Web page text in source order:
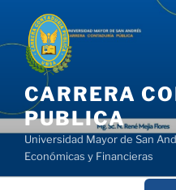
contenido
CARRERA
PUBLICA
Universidad Mayor de San
Económicas y Financieras